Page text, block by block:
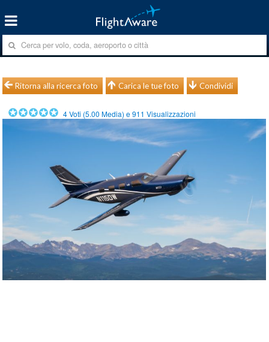
Ritorna alla ricerca foto Carica le tue foto Condividi
4Voti (5.00 Media) e911 Visualizzazioni